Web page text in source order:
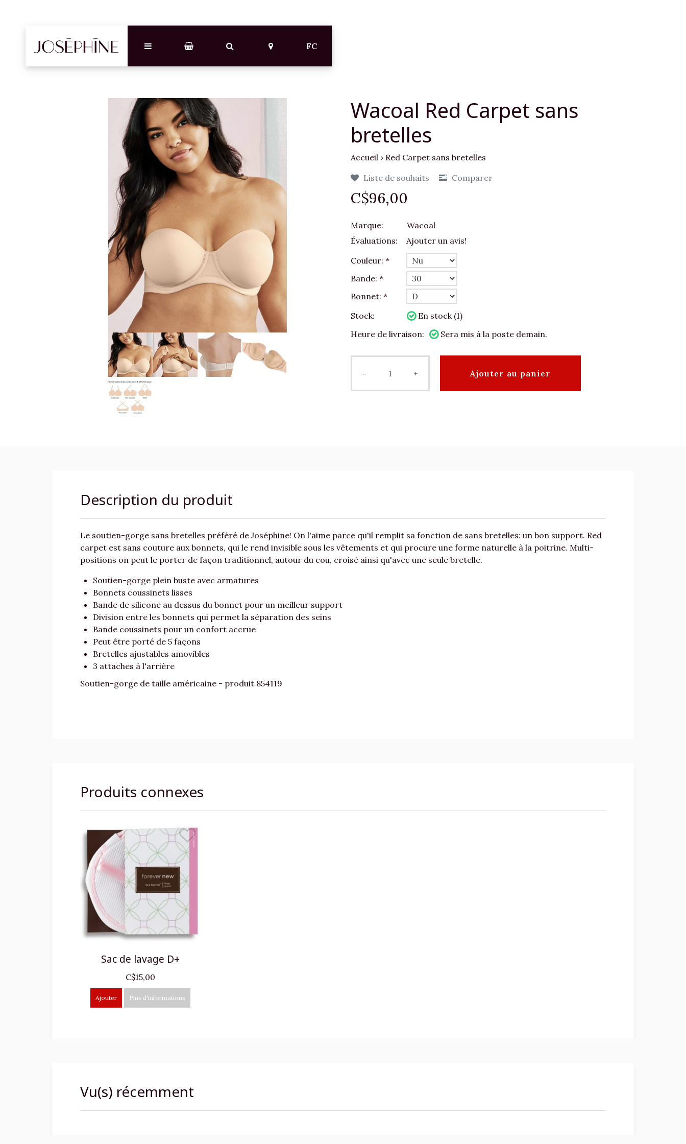
FC
Wacoal Red Carpet sans
bretelles
Accueil › Red Carpet sans bretelles
Liste de souhaits
Comparer
C$96,00
Marque:
Wacoal
Évaluations:
Ajouter un avis!
Couleur: *
Bande: *
Bonnet: *
Stock:
En stock (1)
Heure de livraison:
Sera mis à la poste demain.
- + Ajouter au panier
Description du produit
Le soutien-gorge sans bretelles préféré de Joséphine! On l'aime parce qu'il remplit sa fonction de sans bretelles: un bon support. Red
carpet est sans couture aux bonnets, qui le rend invisible sous les vêtements et qui procure une forme naturelle à la poitrine. Multi-
positions on peut le porter de façon traditionnel, autour du cou, croisé ainsi qu'avec une seule bretelle.
Soutien-gorge plein buste avec armatures
Bonnets coussinets lisses
Bande de silicone au dessus du bonnet pour un meilleur support
Division entre les bonnets qui permet la séparation des seins
Bande coussinets pour un confort accrue
Peut être porté de 5 façons
Bretelles ajustables amovibles
3 attaches à l'arrière
Soutien-gorge de taille américaine - produit 854119
Produits connexes
Sac de lavage D+
C$15,00
Ajouter Plus d'informations
Vu(s) récemment